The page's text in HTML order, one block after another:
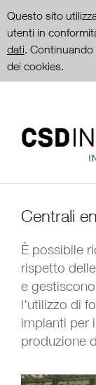
Questo sito
utenti in
dati.
dei cookies.
Centrali
È possibile
rispetto
e
l'utilizzo di
impianti per
produzione